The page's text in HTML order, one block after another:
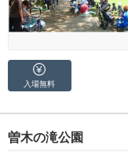
入場無料
曽木の滝公園